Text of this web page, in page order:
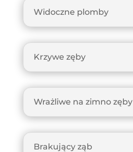
Widoczne plomby
Krzywe zęby
Wrażliwe na zimno zęby
Brakujący ząb